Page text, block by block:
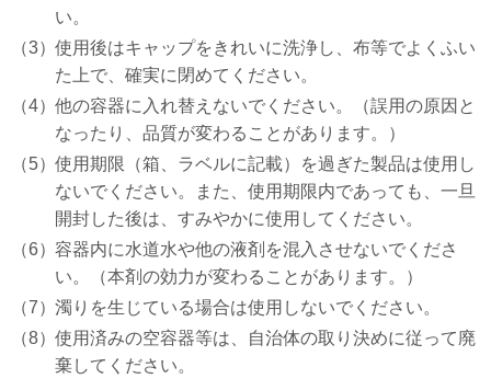
い。
（3）使用後はキャップをきれいに洗浄し、布等でよくふい
た上で、確実に閉めてください。
（4）他の容器に入れ替えないでください。（誤用の原因と
なったり、品質が変わることがあります。）
（5）使用期限（箱、ラベルに記載）を過ぎた製品は使用し
ないでください。また、使用期限内であっても、一旦
開封した後は、すみやかに使用してください。
（6）容器内に水道水や他の液剤を混入させないでくださ
い。（本剤の効力が変わることがあります。）
（7）濁りを生じている場合は使用しないでください。
（8）使用済みの空容器等は、自治体の取り決めに従って廃
棄してください。